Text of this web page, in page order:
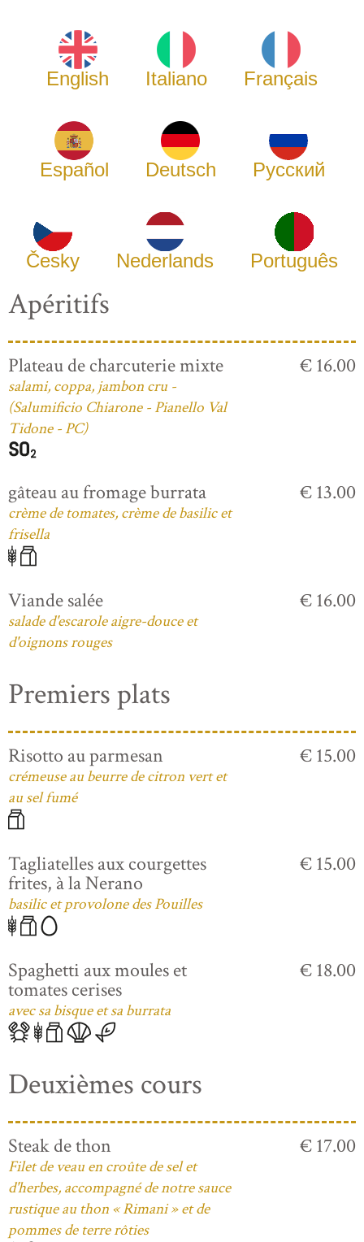
English Italiano Français
Español Deutsch Русский
Česky Nederlands Português
Apéritifs
Plateau de charcuterie mixte
salami, coppa, jambon cru -
(Salumificio Chiarone - Pianello Val
Tidone - PC)
€ 16.00
gâteau au fromage burrata
crème de tomates, crème de basilic et
frisella
€ 13.00
Viande salée
salade d'escarole aigre-douce et
d'oignons rouges
€ 16.00
Premiers plats
Risotto au parmesan
crémeuse au beurre de citron vert et
au sel fumé
€ 15.00
Tagliatelles aux courgettes
frites, à la Nerano
basilic et provolone des Pouilles
€ 15.00
Spaghetti aux moules et
tomates cerises
avec sa bisque et sa burrata
€ 18.00
Deuxièmes cours
Steak de thon
Filet de veau en croûte de sel et
d'herbes, accompagné de notre sauce
rustique au thon « Rimani » et de
pommes de terre rôties
€ 17.00